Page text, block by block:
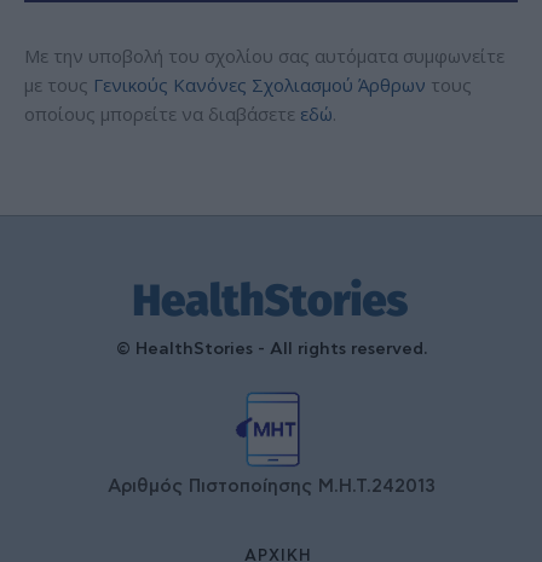
Με την υποβολή του σχολίου σας αυτόματα συμφωνείτε
με τους Γενικούς Κανόνες Σχολιασμού Άρθρων τους
οποίους μπορείτε να διαβάσετε εδώ.
© HealthStories - All rights reserved.
Αριθμός Πιστοποίησης Μ.Η.Τ.242013
ΑΡΧΙΚΉ